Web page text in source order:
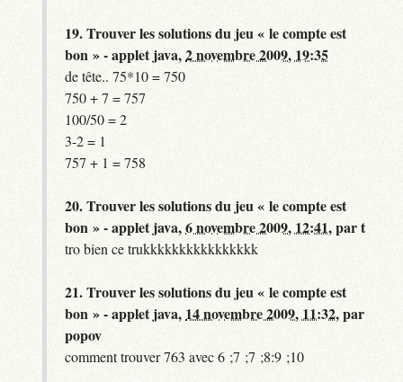
19.Trouver les solutions du jeu « le compte est
bon » - applet java,2 novembre 2009, 19:35
de tête.. 75*10 = 750
750 + 7 = 757
100/50 = 2
3-2 = 1
757 + 1 = 758
20.Trouver les solutions du jeu « le compte est
bon » - applet java,6 novembre 2009, 12:41,part
tro bien ce trukkkkkkkkkkkkkkkk
21.Trouver les solutions du jeu « le compte est
bon » - applet java, 14 novembre 2009, 11:32,par
popov
comment trouver 763 avec 6 ;7 ;7 ;8:9 ;10